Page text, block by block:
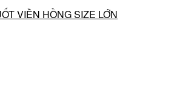
VIỀN HỒNG SIZE LỚN